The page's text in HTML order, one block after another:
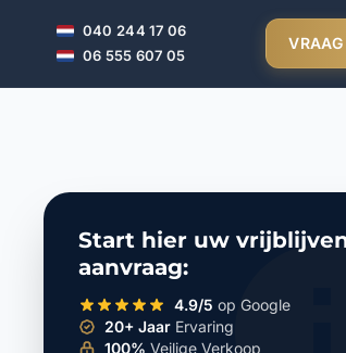
040 244 17 06
06 555 607 05
Start hier uw
aanvraag:
4.9/5 op Google
20+ Jaar Ervaring
100% Veilige Verkoop